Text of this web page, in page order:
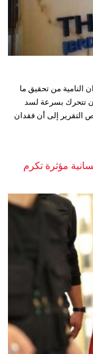
النامية من تحقيق ما
تتحرك بسرعة لسد
التقرير إلى أن فقدان
مؤثرة تكرم